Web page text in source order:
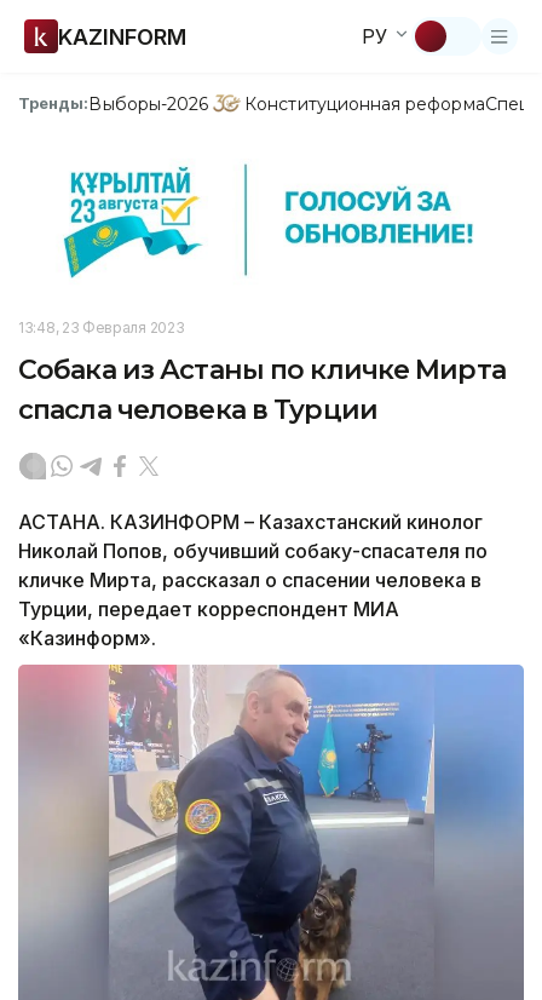
KAZINFORM РУ
Тренды:Выборы-2026 Конституционная реформа
13:48, 23 Февраля 2023
Собака из Астаны по кличке Мирта
спасла человека в Турции
АСТАНА. КАЗИНФОРМ – Казахстанский кинолог
Николай Попов, обучивший собаку-спасателя по
кличке Мирта, рассказал о спасении человека в
Турции, передает корреспондент МИА
«Казинформ».